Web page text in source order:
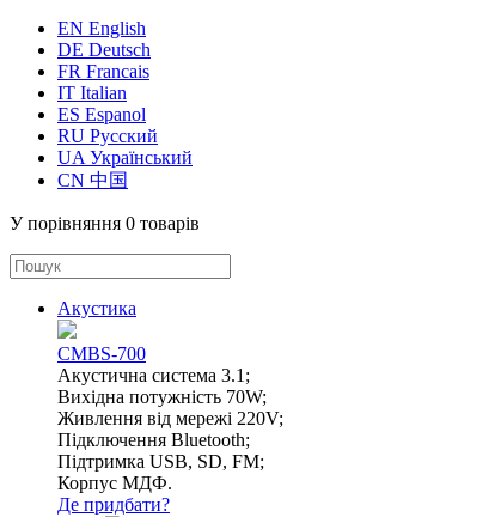
EN English
DE Deutsch
FR Francais
IT Italian
ES Espanol
RU Русский
UA Український
CN 中国
У порівняння 0 товарів
Акустика
CMBS-700
Акустична система 3.1;
Вихідна потужність 70W;
Живлення від мережі 220V;
Підключення Bluetooth;
Підтримка USB, SD, FM;
Корпус МДФ.
Де придбати?